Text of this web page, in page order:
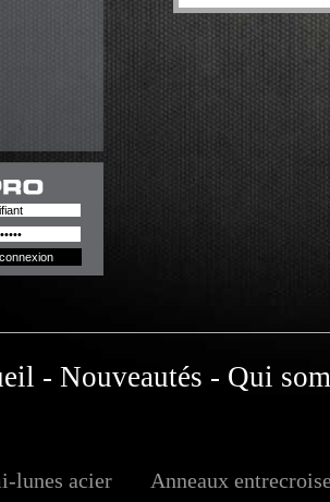
- Nouveautés - Qui
lunes acier
Anneaux